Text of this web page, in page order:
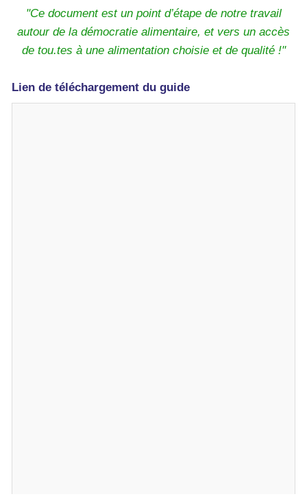
"Ce document est un point d’étape de notre travail
autour de la démocratie alimentaire, et vers un accès
de tou.tes à une alimentation choisie et de qualité !"
Lien de téléchargement du guide